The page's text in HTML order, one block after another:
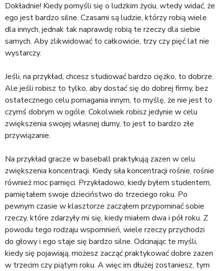
Dokładnie! Kiedy pomyśli się o ludzkim życiu, wtedy widać, że
ego jest bardzo silne. Czasami są ludzie, którzy robią wiele
dla innych, jednak tak naprawdę robią te rzeczy dla siebie
samych. Aby zlikwidować to całkowicie, trzy czy pięć lat nie
wystarczy.
Jeśli, na przykład, chcesz studiować bardzo ciężko, to dobrze.
Ale jeśli robisz to tylko, aby dostać się do dobrej firmy, bez
ostatecznego celu pomagania innym, to myślę, że nie jest to
czymś dobrym w ogóle. Cokolwiek robisz jedynie w celu
zwiększenia swojej własnej dumy, to jest to bardzo złe
przywiązanie.
Na przykład gracze w baseball praktykują zazen w celu
zwiększenia koncentracji. Kiedy siła koncentracji rośnie, rośnie
również moc pamięci. Przykładowo, kiedy byłem studentem,
pamiętałem swoje dzieciństwo do trzeciego roku. Po
pewnym czasie w klasztorze zacząłem przypominać sobie
rzeczy, które zdarzyły mi się, kiedy miałem dwa i pół roku. Z
powodu tego rodzaju wspomnień, wiele rzeczy przychodzi
do głowy i ego staje się bardzo silne. Odcinając te myśli,
kiedy się pojawiają, możesz zacząć praktykować dobre zazen
w trzecim czy piątym roku. A więc im dłużej zostaniesz, tym